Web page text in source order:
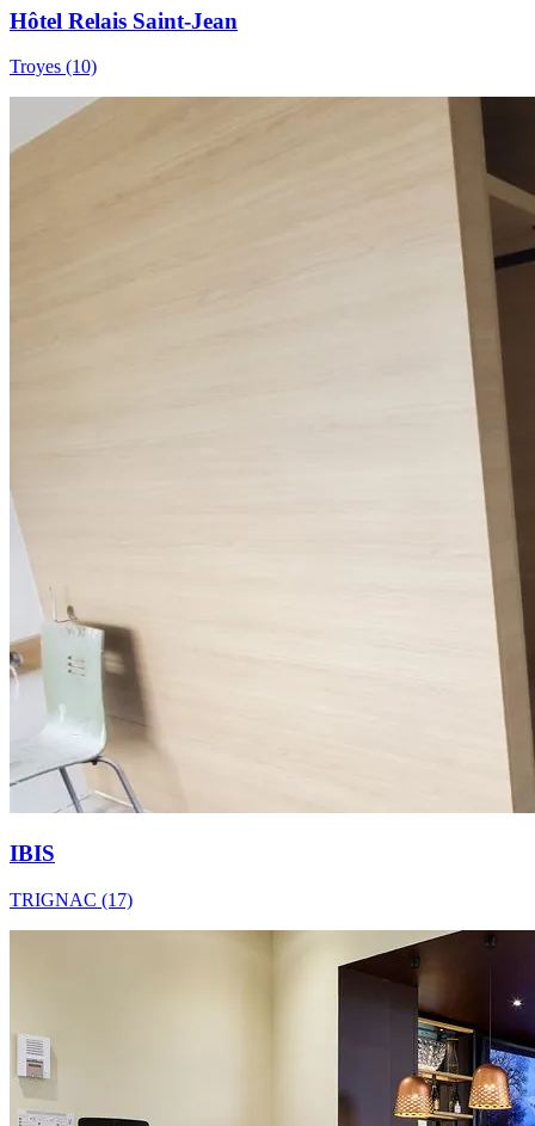
Hôtel Relais Saint-Jean
Troyes (10)
IBIS
TRIGNAC (17)